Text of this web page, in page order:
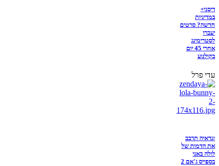
דיסני+
במדיניות
חדשה? סרטים
יעברו
לסטרימינג
אחרי 45 יום
בקולנוע
עדי פרל
זנדאיה תדבב
את הדמות של
לולה באני
בספייס ג'אם 2